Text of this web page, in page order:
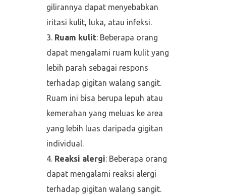
gilirannya dapat menyebabkan
iritasi kulit, luka, atau infeksi.
Ruam kulit: Beberapa orang
dapat mengalami ruam kulit yang
lebih parah sebagai respons
terhadap gigitan walang sangit.
Ruam ini bisa berupa lepuh atau
kemerahan yang meluas ke area
yang lebih luas daripada gigitan
individual.
Reaksi alergi: Beberapa orang
dapat mengalami reaksi alergi
terhadap gigitan walang sangit.